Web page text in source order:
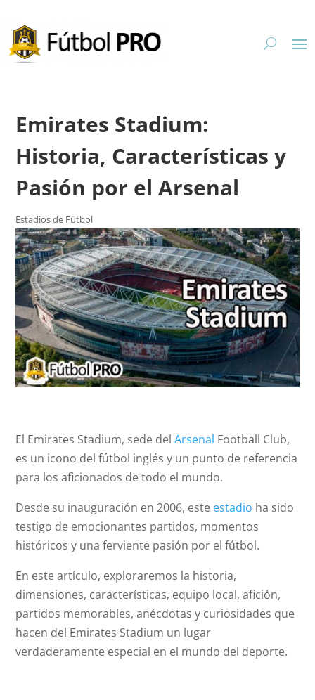
Emirates Stadium:
Historia, Características y
Pasión por el Arsenal
Estadios de Fútbol
El Emirates Stadium, sede delArsenal Football Club,
es un icono del fútbol inglés y un punto de referencia
para los aficionados de todo el mundo.
Desde su inauguración en 2006, este estadio ha sido
testigo de emocionantes partidos, momentos
históricos y una ferviente pasión por el fútbol.
En este artículo, exploraremos la historia,
dimensiones, características, equipo local, afición,
partidos memorables, anécdotas y curiosidades que
hacen del Emirates Stadium un lugar
verdaderamente especial en el mundo del deporte.